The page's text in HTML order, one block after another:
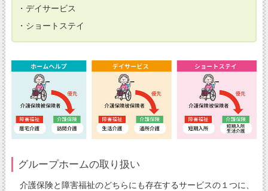
・デイサービス
・ショートステイ
グループホームの取り扱い
介護保険と障害福祉のどちらにも存在するサービスの１つに、